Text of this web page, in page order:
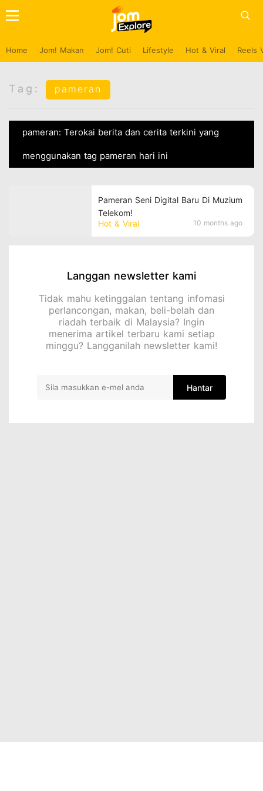
Home Jom! Makan Jom! Cuti Lifestyle Hot & Viral Reels
Tag: pameran
pameran: Terokai berita dan cerita terkini yang
menggunakan tag pameran hari ini
Hot & Viral 10 months ago
Pameran Seni Digital Baru Di Muzium
Telekom!
Langgan newsletter kami
Tidak mahu ketinggalan tentang infomasi
perlancongan, makan, beli-belah dan
riadah terbaik di Malaysia? Ingin
menerima artikel terbaru kami setiap
minggu? Langganilah newsletter kami!
Hantar